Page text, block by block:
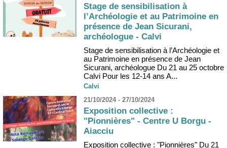
Stage de sensibilisation à
l’Archéologie et au Patrimoine en
présence de Jean Sicurani,
archéologue - Calvi
Stage de sensibilisation à l’Archéologie et
au Patrimoine en présence de Jean
Sicurani, archéologue Du 21 au 25 octobre
Calvi Pour les 12-14 ans A...
Calvi
21/10/2024 - 27/10/2024
Exposition collective :
"Pionnières" - Centre U Borgu -
Aiacciu
Exposition collective : "Pionnières" Du 21